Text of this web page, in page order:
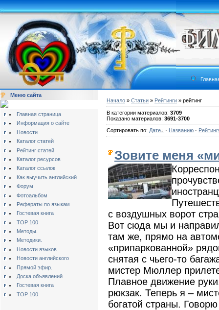
Меню сайта
Главная страница
Информация о сайте
Новости
Каталог статей
Рейтинг статей
Каталог ресурсов
Каталог ссылок
Как выучить английский
Форум
Фотоальбом
Рефераты по языкам
Гостевая книга
TOP 100
Методы.
Методики.
Новости языков
Новости английского
Прямой эфир.
Доска объявлений
Гостевая книга
TOP 100
Начало » Статьи » Рейтинги » рейтинг
В категории материалов: 3709
Показано материалов: 3691-3700
Сортировать по: Дате · Названию ·
Зовите меня
с воздушных ворот
Вот сюда мы и
там же, прямо на
«припаркованной»
снятая с чьего-то
мистер Мюллер
Плавное движение
рюкзак. Теперь я –
богатой страны.